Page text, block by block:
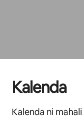
Kalenda
Kalenda ni